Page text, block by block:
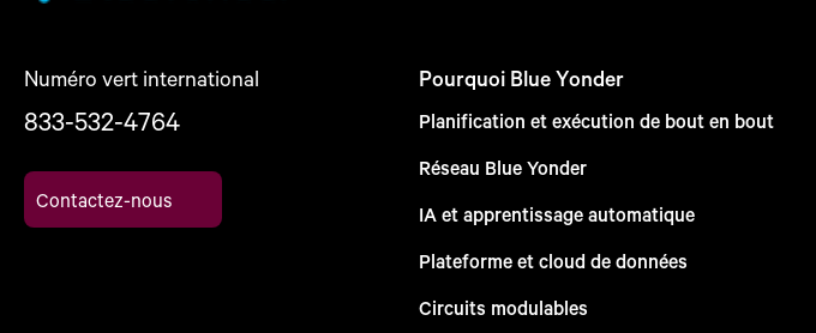
Numéro vert international
833-532-4764
Contactez-nous
Pourquoi Blue Yonder
Planification et exécution de bout en bout
Réseau Blue Yonder
IA et apprentissage automatique
Plateforme et cloud de données
Circuits modulables